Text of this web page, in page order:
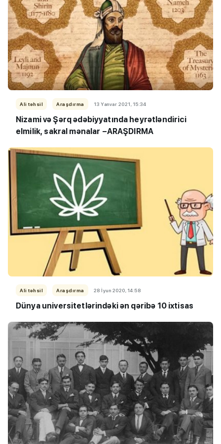
Ali təhsil Araşdırma 13 Yanvar 2021, 15:34
Nizamivə Şərq ədəbiyyatında heyrətləndirici
elmilik, sakral mənalar –ARAŞDIRMA
Ali təhsil Araşdırma 28 İyun 2020, 14:58
Dünya universitetlərindəki ən qəribə 10 ixtisas